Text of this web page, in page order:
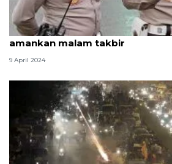
Polda Metro Jaya kerahkan
amankan malam takbir
9 April 2024